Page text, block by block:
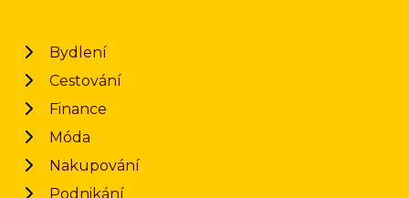
Bydlení
Cestování
Finance
Móda
Nakupování
Podnikání